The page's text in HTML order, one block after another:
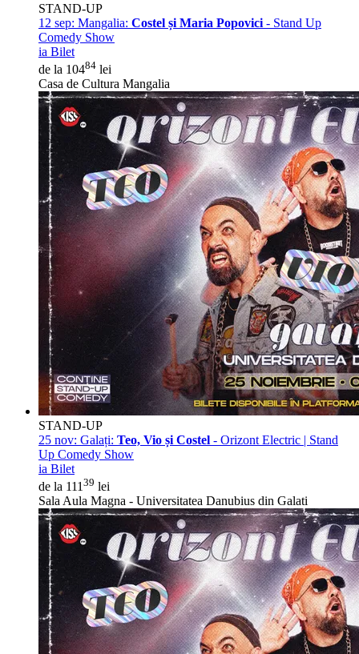
STAND-UP
12 sep: Mangalia: Costel și Maria Popovici - Stand Up
Comedy Show
ia Bilet
de la 10484 lei
Casa de Cultura Mangalia
STAND-UP
25 nov: Galați: Teo, Vio și Costel - Orizont Electric | Stand
Up Comedy Show
ia Bilet
de la 111 39 lei
Sala Aula Magna - Universitatea Danubius din Galati